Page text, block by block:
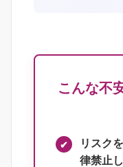
こんな不
リスク
律禁止